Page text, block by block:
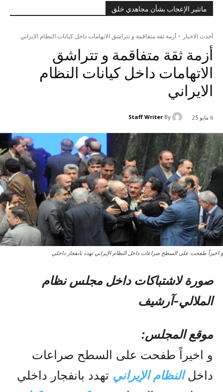
ماتثير الإعجاب بشأن مجاهدي خلق
أحدث الاخبار أزمة ثقة متفاقمة و تتراشق الاتهامات داخل کیانات النظام الایراني
أزمة ثقة متفاقمة و تتراشق
الاتهامات داخل کیانات النظام
الایراني
6 مايو 25 By
Staff Writer
و اخیراً طفحت علی السطح صراعات داخل النظام الإيراني تهدد بانفجار داخلي
صورة لاشتباکات داخل مجلس نظام
الملالي-آرشیف
موقع المجلس:
و اخیراً طفحت علی السطح صراعات
داخلالنظام الإيراني تهدد بانفجار داخلي